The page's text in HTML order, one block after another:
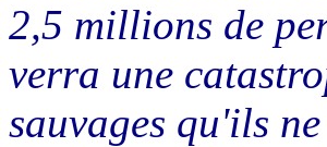
2,5 millions de
verra une
sauvages qu'ils